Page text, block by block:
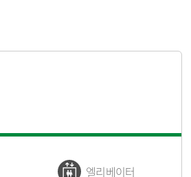
엘리베이터